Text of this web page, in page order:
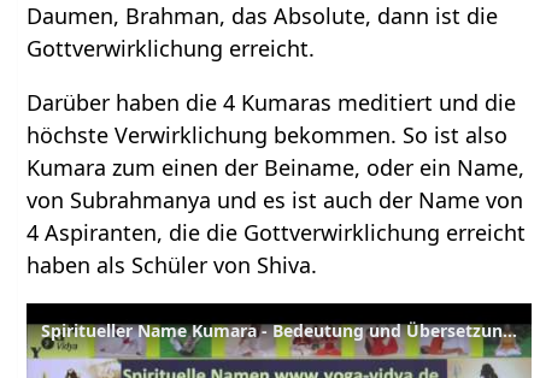
Daumen, Brahman, das Absolute, dann ist die
Gottverwirklichung erreicht.
Darüber haben die 4 Kumaras meditiert und die
höchste Verwirklichung bekommen. So ist also
Kumara zum einen der Beiname, oder ein Name,
von Subrahmanya und es ist auch der Name von
4 Aspiranten, die die Gottverwirklichung erreicht
haben als Schüler von Shiva.
Spiritueller Name Kumara - Bedeutung und Übersetzung aus dem Sanskrit